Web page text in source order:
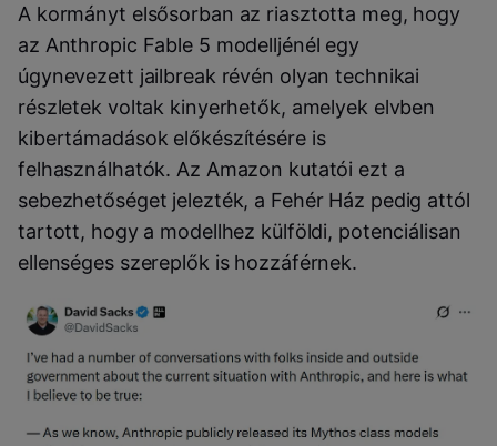
A kormányt elsősorban az riasztotta meg, hogy
az Anthropic Fable 5 modelljénél egy
úgynevezett jailbreak révén olyan technikai
részletek voltak kinyerhetők, amelyek elvben
kibertámadások előkészítésére is
felhasználhatók. Az Amazon kutatói ezt a
sebezhetőséget jelezték, a Fehér Ház pedig attól
tartott, hogy a modellhez külföldi, potenciálisan
ellenséges szereplők is hozzáférnek.